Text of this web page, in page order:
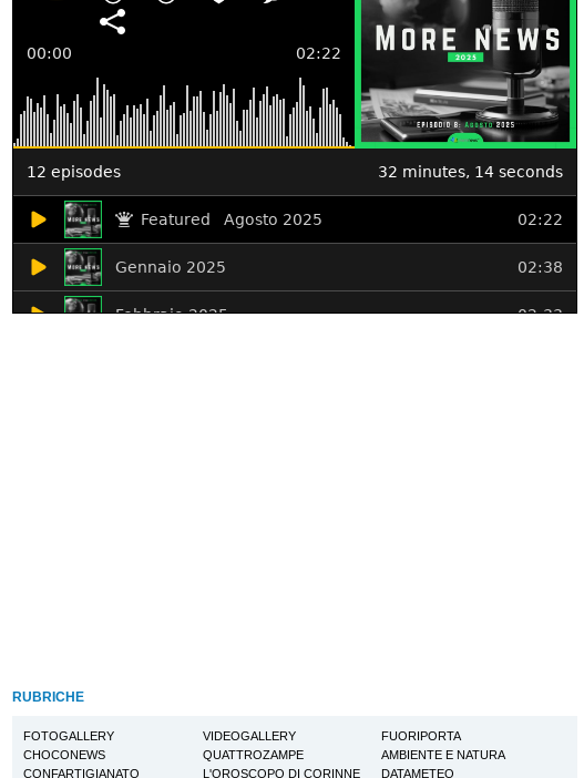
RUBRICHE
FOTOGALLERY VIDEOGALLERY
FUORIPORTA
CHOCONEWS
QUATTROZAMPE
AMBIENTE E NATURA
CONFARTIGIANATO
L'OROSCOPO DI CORINNE DATAMETEO